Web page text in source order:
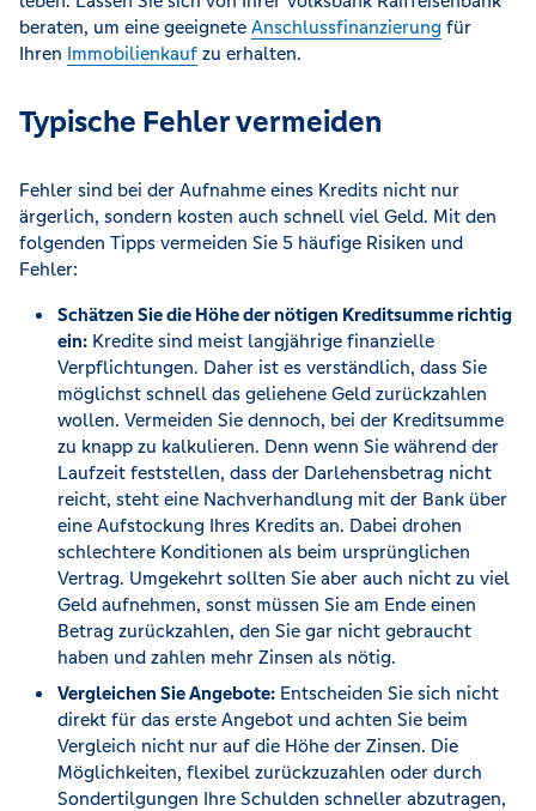
beraten, um eine geeignete Anschlussfinanzierung für
Ihren Immobilienkauf zu erhalten.
Typische Fehler vermeiden
Fehler sind bei der Aufnahme eines Kredits nicht nur
ärgerlich, sondern kosten auch schnell viel Geld. Mit den
folgenden Tipps vermeiden Sie 5 häufige Risiken und
Fehler:
Schätzen Sie die Höhe der nötigen Kreditsumme richtig
ein: Kredite sind meist langjährige finanzielle
Verpflichtungen. Daher ist es verständlich, dass Sie
möglichst schnell das geliehene Geld zurückzahlen
wollen. Vermeiden Sie dennoch, bei der Kreditsumme
zu knapp zu kalkulieren. Denn wenn Sie während der
Laufzeit feststellen, dass der Darlehensbetrag nicht
reicht, steht eine Nachverhandlung mit der Bank über
eine Aufstockung Ihres Kredits an. Dabei drohen
schlechtere Konditionen als beim ursprünglichen
Vertrag. Umgekehrt sollten Sie aber auch nicht zu viel
Geld aufnehmen, sonst müssen Sie am Ende einen
Betrag zurückzahlen, den Sie gar nicht gebraucht
haben und zahlen mehr Zinsen als nötig.
Vergleichen Sie Angebote: Entscheiden Sie sich nicht
direkt für das erste Angebot und achten Sie beim
Vergleich nicht nur auf die Höhe der Zinsen. Die
Möglichkeiten, flexibel zurückzuzahlen oder durch
Sondertilgungen Ihre Schulden schneller abzutragen,